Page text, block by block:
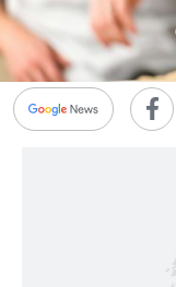
İHA
Sağlık Haberleri